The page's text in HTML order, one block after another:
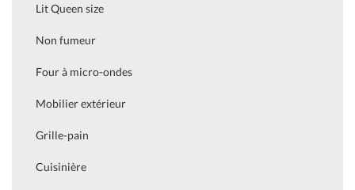
Lit Queen size
Non fumeur
Four à micro-ondes
Mobilier extérieur
Grille-pain
Cuisinière